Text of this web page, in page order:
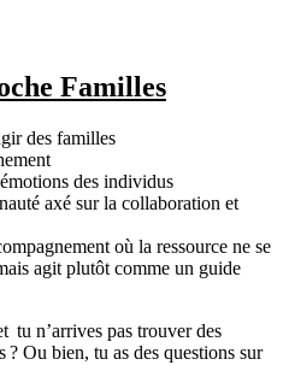
Familles
des familles
des individus
axé sur la collaboration et
où la ressource ne se
agit plutôt comme un guide
tu n’arrives pas trouver des
Ou bien, tu as des questions sur